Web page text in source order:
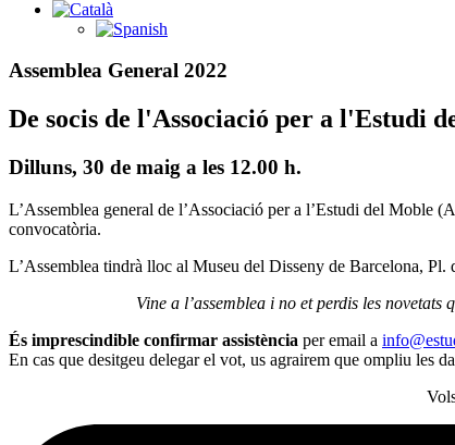
Assemblea General 2022
De socis de l'Associació per a l'Estudi
Dilluns, 30 de maig a les 12.00 h.
L’Assemblea general de l’Associació per a l’Estudi del Moble
convocatòria.
L’Assemblea tindrà lloc al Museu del Disseny de Barcelona, Pl.
Vine a l’assemblea i no et perdis les
És imprescindible confirmar assistència per email a
En cas que desitgeu delegar el vot, us agrairem que ompliu les